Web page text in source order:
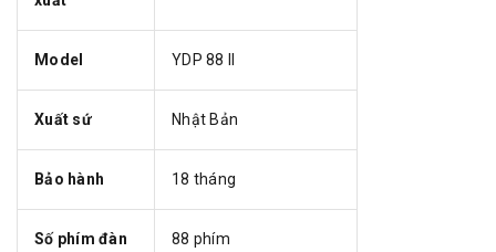
Model YDP 88 II
Xuất sứ Nhật Bản
Bảo hành 18 tháng
Số phím đàn 88 phím